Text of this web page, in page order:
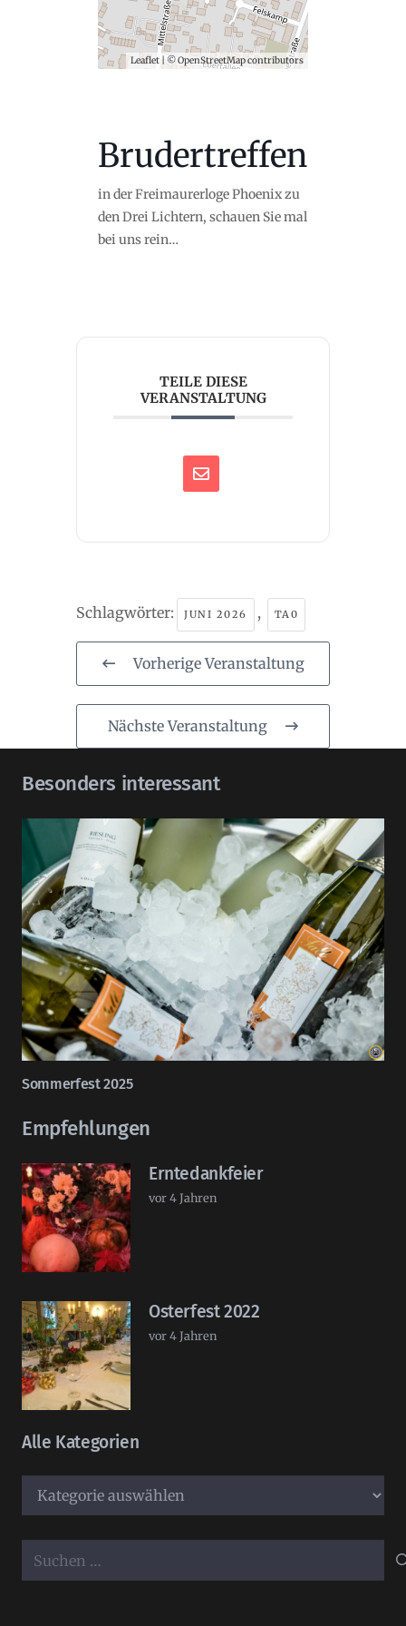
Leaflet | ©OpenStreetMapcontributors
Brudertreffen
in der Freimaurerloge Phoenix zu
den Drei Lichtern, schauen Sie mal
bei uns rein…
TEILE DIESE
VERANSTALTUNG
Schlagwörter: JUNI 2026 , TA0
Vorherige Veranstaltung
Nächste Veranstaltung
Besonders interessant
Sommerfest 2025
Empfehlungen
Erntedankfeier
vor 4 Jahren
Osterfest 2022
vor 4 Jahren
Alle Kategorien
Alle
Kategorien
Suchen
nach: